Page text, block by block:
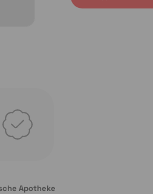
Apotheke